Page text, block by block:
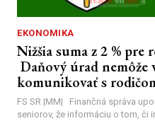
EKONOMIKA
Nižšia suma z 2 % pre
Daňový úrad nemôže
komunikovať s
FS SR |MM| Finančná správa
seniorov, že informáciu o tom, či